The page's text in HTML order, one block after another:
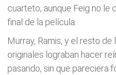
cuarteto, aunque Feig no le
final de la película.
Murray, Ramis, y el resto
originales lograban hacer
pasando, sin que pareciera